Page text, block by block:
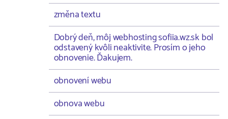
změna textu
Dobrý deň, môj webhosting sofiia.wz.sk bol
odstavený kvôli neaktivite. Prosím o jeho
obnovenie. Ďakujem.
obnovení webu
obnova webu